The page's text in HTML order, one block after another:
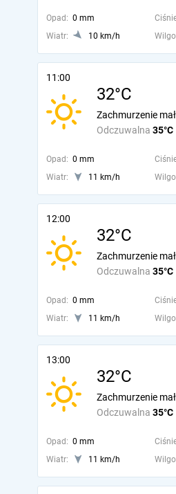
Opad: 0 mm
Wiatr:
10 km/h
11:00
32°C
Odczuwalna 35°C
Zachmurzenie
Opad: 0 mm
Wiatr:
11 km/h
12:00
32°C
Odczuwalna 35°C
Zachmurzenie
Opad: 0 mm
Wiatr:
11 km/h
13:00
32°C
Odczuwalna 35°C
Zachmurzenie
Opad: 0 mm
Wiatr:
11 km/h